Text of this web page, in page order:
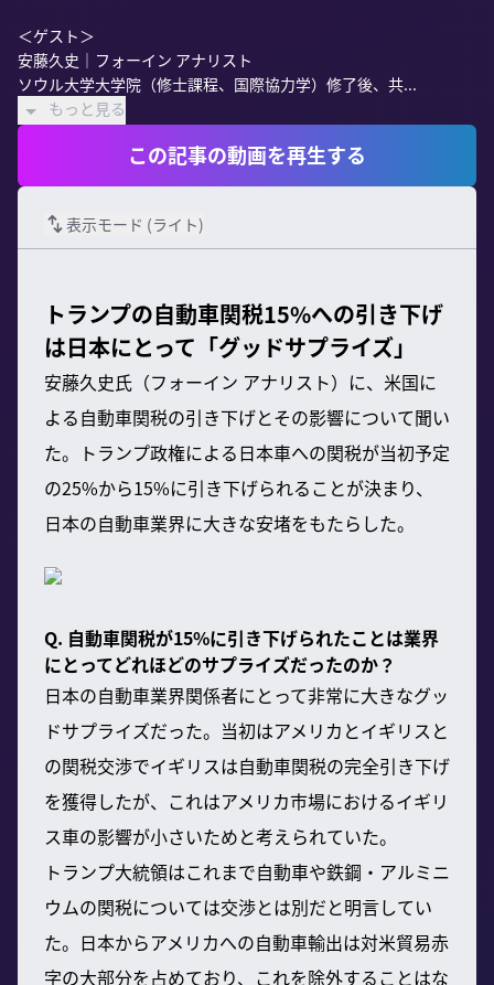
＜ゲスト＞
安藤久史｜フォーイン アナリスト
ソウル大学大学院（修士課程、国際協力学）修了後、共...
もっと見る
この記事の動画を再生する
表示モード (ライト)
トランプの自動車関税15%への引き下げ
は日本にとって「グッドサプライズ」
安藤久史氏（フォーイン アナリスト）に、米国に
よる自動車関税の引き下げとその影響について聞い
た。トランプ政権による日本車への関税が当初予定
の25%から15%に引き下げられることが決まり、
日本の自動車業界に大きな安堵をもたらした。
Q. 自動車関税が15%に引き下げられたことは業界
にとってどれほどのサプライズだったのか？
日本の自動車業界関係者にとって非常に大きなグッ
ドサプライズだった。当初はアメリカとイギリスと
の関税交渉でイギリスは自動車関税の完全引き下げ
を獲得したが、これはアメリカ市場におけるイギリ
ス車の影響が小さいためと考えられていた。
トランプ大統領はこれまで自動車や鉄鋼・アルミニ
ウムの関税については交渉とは別だと明言してい
た。日本からアメリカへの自動車輸出は対米貿易赤
字の大部分を占めており、これを除外することはな